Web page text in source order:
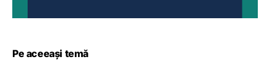
Pe aceeași temă